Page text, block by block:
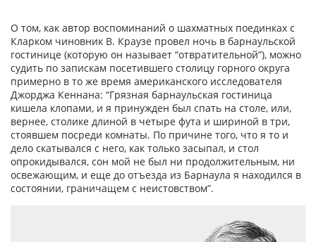
О том, как автор воспоминаний о шахматных поединках с
Кларком чиновник В. Краузе провел ночь в барнаульской
гостинице (которую он называет “отвратительной”), можно
судить по запискам посетившего столицу горного округа
примерно в то же время американского исследователя
Джорджа Кеннана: “Грязная барнаульская гостиница
кишела клопами, и я принужден был спать на столе, или,
вернее, столике длиной в четыре фута и шириной в три,
стоявшем посреди комнаты. По причине того, что я то и
дело скатывался с него, как только засыпал, и стол
опрокидывался, сон мой не был ни продолжительным, ни
освежающим, и еще до отъезда из Барнаула я находился в
состоянии, граничащем с неистовством”.